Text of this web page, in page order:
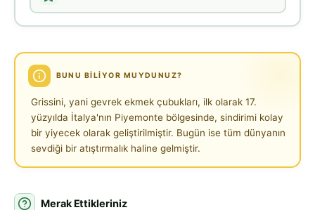
BUNU BILIYOR MUYDUNUZ?
Grissini, yani gevrek ekmek çubukları, ilk olarak 17.
yüzyılda İtalya'nın Piyemonte bölgesinde, sindirimi kolay
bir yiyecek olarak geliştirilmiştir. Bugün ise tüm dünyanın
sevdiği bir atıştırmalık haline gelmiştir.
Merak Ettikleriniz